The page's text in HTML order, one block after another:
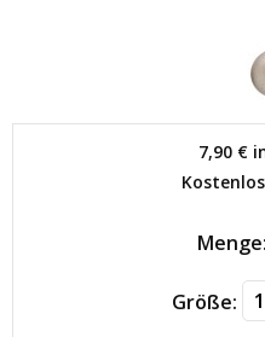
7,90 €
Menge:
Größe: